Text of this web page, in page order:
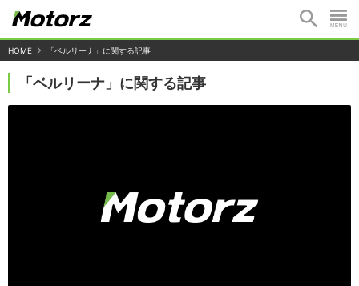
HOME 「ベルリーナ」に関する記事
「ベルリーナ」に関する記事